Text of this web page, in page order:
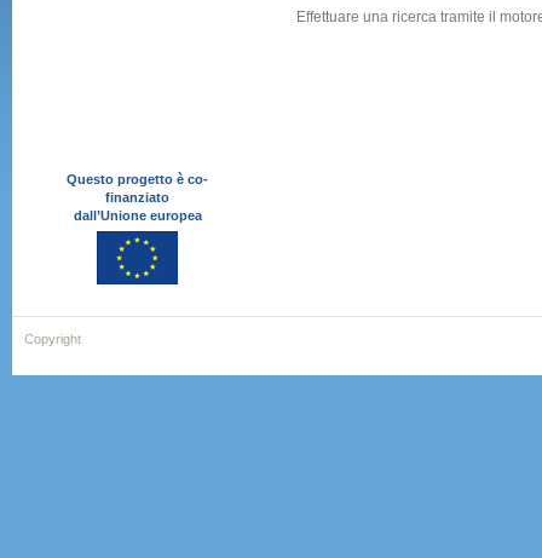
Effettuare una ricerca tramite il
Questo progetto è co-
finanziato
dall’Unione europea
Copyright